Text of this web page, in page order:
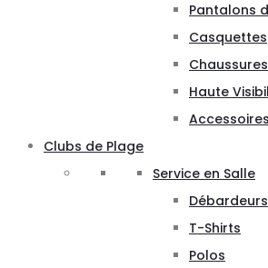
Pantalons
Casquettes
Haute
Accessoires
Clubs de Plage
Service en Salle
Débardeurs
T-Shirts
Polos